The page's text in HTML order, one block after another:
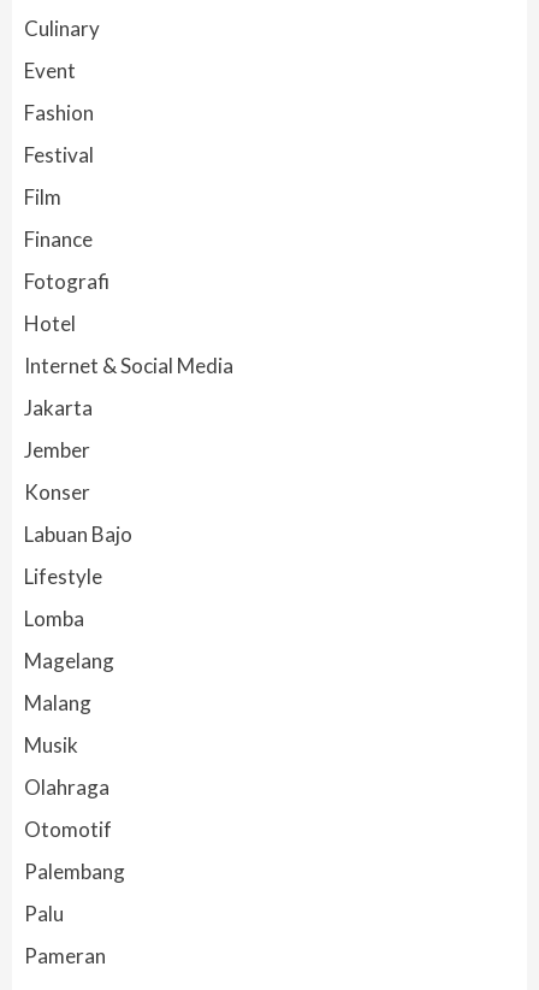
Culinary
Event
Fashion
Festival
Film
Finance
Fotografi
Hotel
Internet & Social Media
Jakarta
Jember
Konser
Labuan Bajo
Lifestyle
Lomba
Magelang
Malang
Musik
Olahraga
Otomotif
Palembang
Palu
Pameran